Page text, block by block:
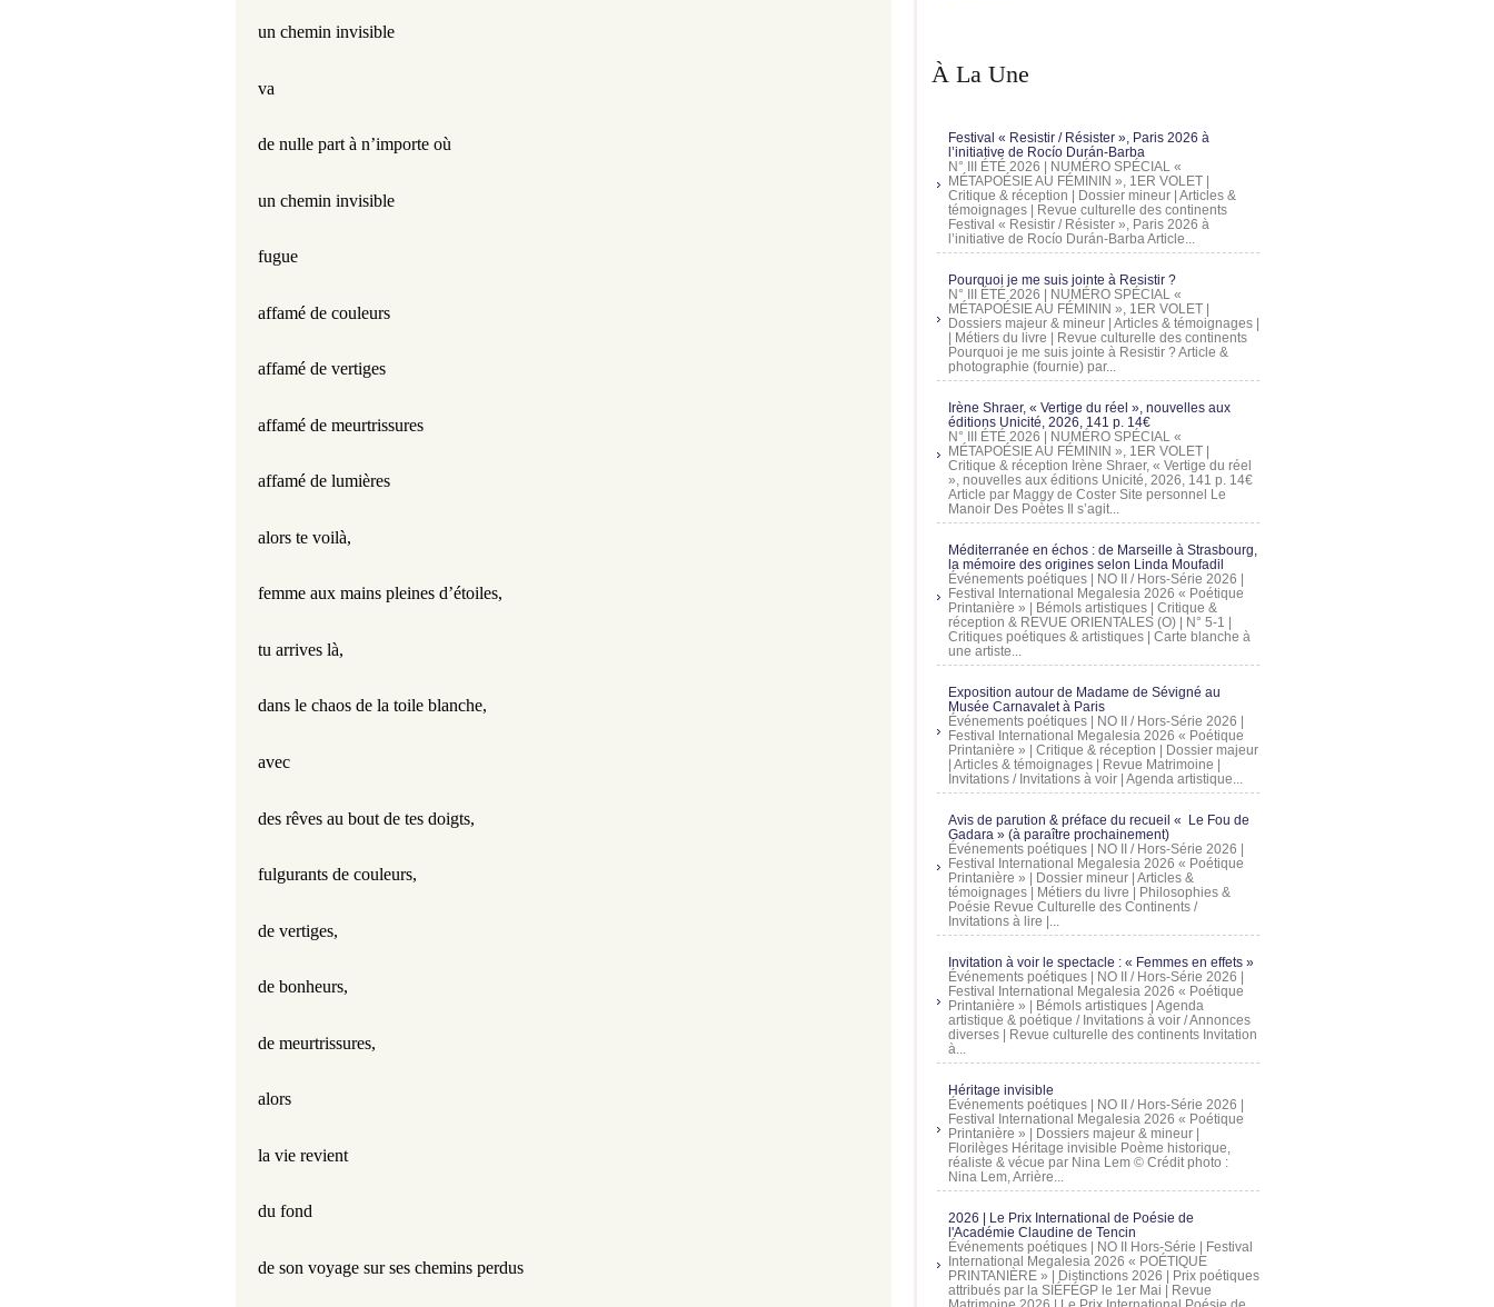
un chemin invisible
va
de nulle part à n’importe où
un chemin invisible
fugue
affamé de couleurs
affamé de vertiges
affamé de meurtrissures
affamé de lumières
alors te voilà,
femme aux mains pleines d’étoiles,
tu arrives là,
dans le chaos de la toile blanche,
avec
des rêves au bout de tes doigts,
fulgurants de couleurs,
de vertiges,
de bonheurs,
de meurtrissures,
alors
la vie revient
du fond
de son voyage sur ses chemins perdus
À La Une
Festival « Resistir / Résister », Paris 2026 à
l’initiative de Rocío Durán-Barba
N° III ÉTÉ 2026 | NUMÉRO SPÉCIAL «
MÉTAPOÉSIE AU FÉMININ », 1ER VOLET |
Critique & réception | Dossier mineur | Articles &
témoignages | Revue culturelle des continents
Festival « Resistir / Résister », Paris 2026 à
l’initiative de Rocío Durán-Barba Article...
Pourquoi je me suis jointe à Resistir ?
N° III ÉTÉ 2026 | NUMÉRO SPÉCIAL «
MÉTAPOÉSIE AU FÉMININ », 1ER VOLET |
Dossiers majeur & mineur | Articles & témoignages |
| Métiers du livre | Revue culturelle des continents
Pourquoi je me suis jointe à Resistir ? Article &
photographie (fournie) par...
Irène Shraer, « Vertige du réel », nouvelles aux
éditions Unicité, 2026, 141 p. 14€
N° III ÉTÉ 2026 | NUMÉRO SPÉCIAL «
MÉTAPOÉSIE AU FÉMININ », 1ER VOLET |
Critique & réception Irène Shraer, « Vertige du réel
», nouvelles aux éditions Unicité, 2026, 141 p. 14€
Article par Maggy de Coster Site personnel Le
Manoir Des Poètes Il s’agit...
Méditerranée en échos : de Marseille à Strasbourg,
la mémoire des origines selon Linda Moufadil
Événements poétiques | NO II / Hors-Série 2026 |
Festival International Megalesia 2026 « Poétique
Printanière » | Bémols artistiques | Critique &
réception & REVUE ORIENTALES (O) | N° 5-1 |
Critiques poétiques & artistiques | Carte blanche à
une artiste...
Exposition autour de Madame de Sévigné au
Musée Carnavalet à Paris
Événements poétiques | NO II / Hors-Série 2026 |
Festival International Megalesia 2026 « Poétique
Printanière » | Critique & réception | Dossier majeur
| Articles & témoignages | Revue Matrimoine |
Invitations / Invitations à voir | Agenda artistique...
Avis de parution & préface du recueil « Le Fou de
Gadara » (à paraître prochainement)
Événements poétiques | NO II / Hors-Série 2026 |
Festival International Megalesia 2026 « Poétique
Printanière » | Dossier mineur | Articles &
témoignages | Métiers du livre | Philosophies &
Poésie Revue Culturelle des Continents /
Invitations à lire |...
Invitation à voir le spectacle : « Femmes en effets »
Événements poétiques | NO II / Hors-Série 2026 |
Festival International Megalesia 2026 « Poétique
Printanière » | Bémols artistiques | Agenda
artistique & poétique / Invitations à voir / Annonces
diverses | Revue culturelle des continents Invitation
à...
Héritage invisible
Événements poétiques | NO II / Hors-Série 2026 |
Festival International Megalesia 2026 « Poétique
Printanière » | Dossiers majeur & mineur |
Florilèges Héritage invisible Poème historique,
réaliste & vécue par Nina Lem © Crédit photo :
Nina Lem, Arrière...
2026 | Le Prix International de Poésie de
l'Académie Claudine de Tencin
Événements poétiques | NO II Hors-Série | Festival
International Megalesia 2026 « POÉTIQUE
PRINTANIÈRE » | Distinctions 2026 | Prix poétiques
attribués par la SIÉFÉGP le 1er Mai | Revue